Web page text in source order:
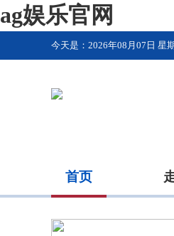
ag娱乐官网
今天是： 2026年08月07日 星
首页